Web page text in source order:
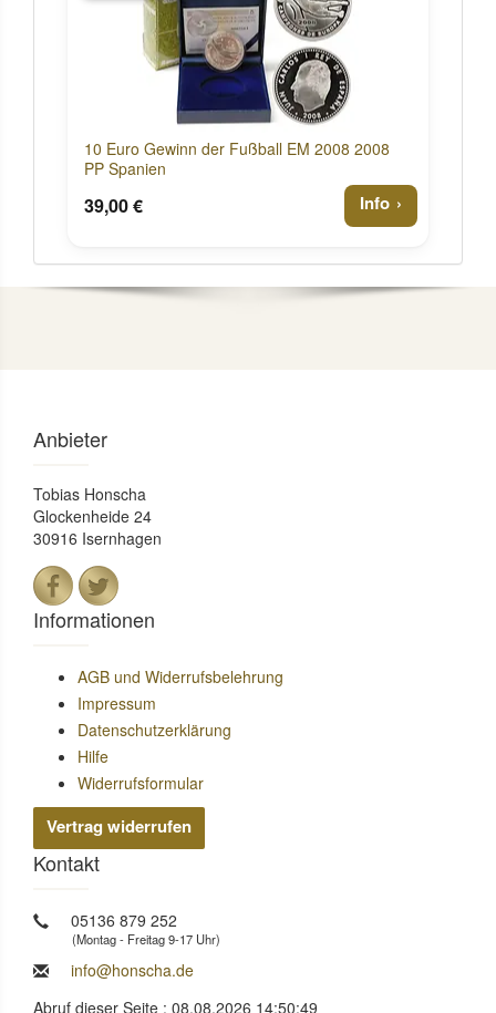
10 Euro Gewinn der Fußball EM 2008 2008
PP Spanien
39,00 € Info
Anbieter
Tobias Honscha
Glockenheide 24
30916 Isernhagen
Informationen
AGB und Widerrufsbelehrung
Impressum
Datenschutzerklärung
Hilfe
Widerrufsformular
Vertrag widerrufen
Kontakt
05136 879 252
(Montag - Freitag 9-17 Uhr)
info@honscha.de
Abruf dieser Seite : 08.08.2026 14:50:49